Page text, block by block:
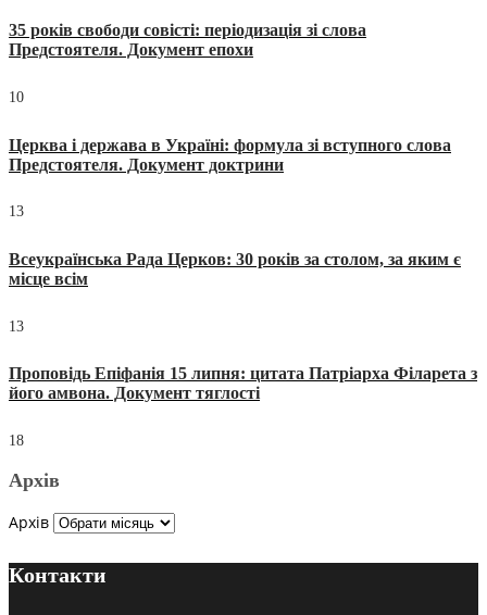
35 років свободи совісті: періодизація зі слова
Предстоятеля. Документ епохи
10
Церква і держава в Україні: формула зі вступного слова
Предстоятеля. Документ доктрини
13
Всеукраїнська Рада Церков: 30 років за столом, за яким є
місце всім
13
Проповідь Епіфанія 15 липня: цитата Патріарха Філарета з
його амвона. Документ тяглості
18
Архів
Архів
Контакти